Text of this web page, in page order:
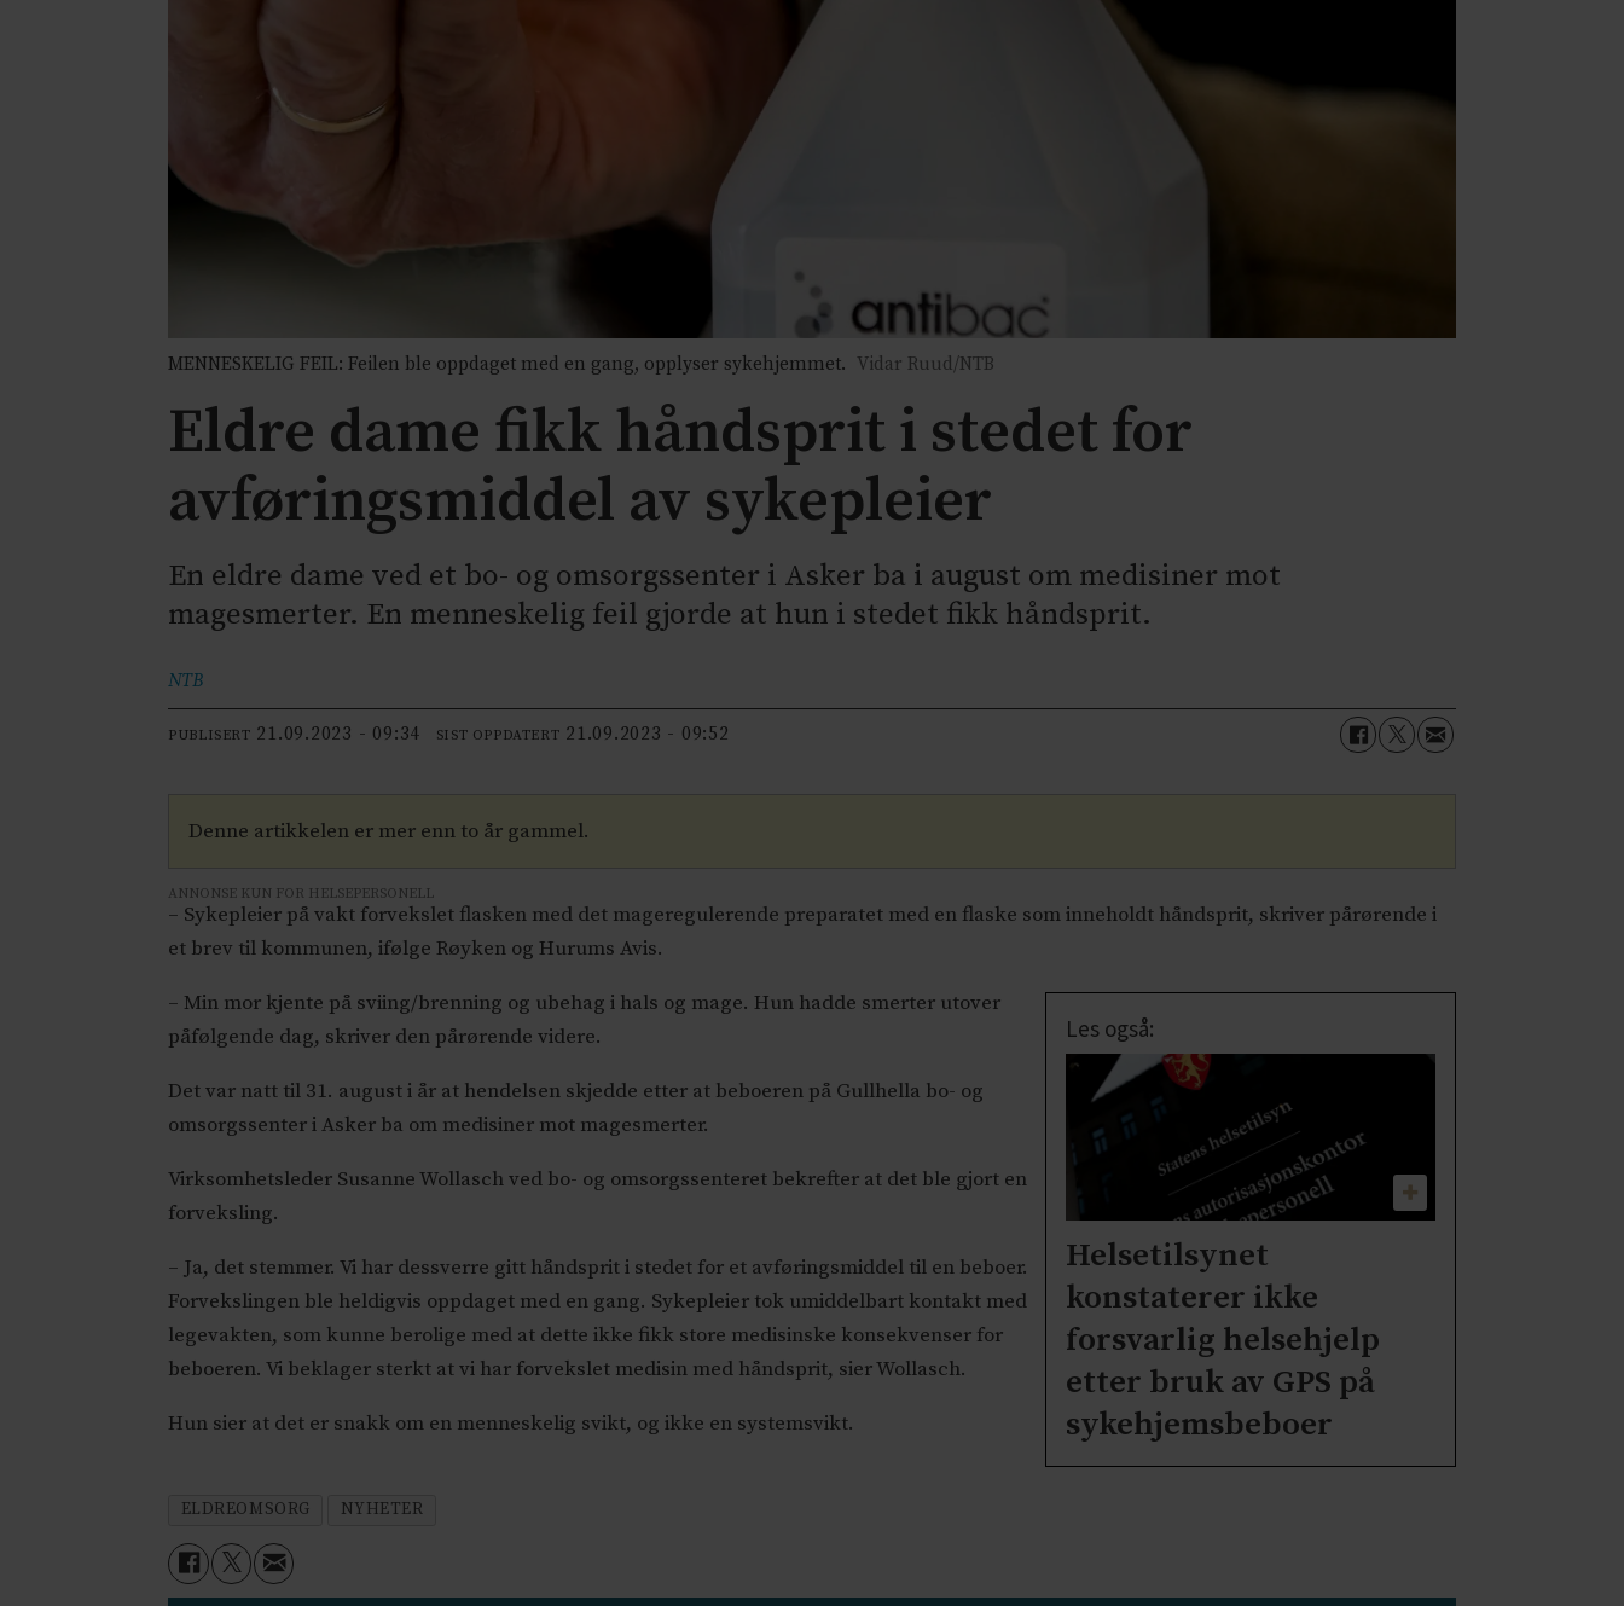
MENNESKELIG FEIL: Feilen ble oppdaget med en gang, opplyser sykehjemmet. Vidar Ruud/NTB
Eldre dame fikk håndsprit i stedet for
avføringsmiddel av sykepleier
En eldre dame ved et bo- og omsorgssenter i Asker ba i august om medisiner mot
magesmerter. En menneskelig feil gjorde at hun i stedet fikk håndsprit.
NTB
PUBLISERT 21.09.2023 - 09:34 SIST OPPDATERT 21.09.2023 - 09:52
Denne artikkelen er mer enn to år gammel.
ANNONSE KUN FOR HELSEPERSONELL
– Sykepleier på vakt forvekslet flasken med det mageregulerende preparatet med en flaske som inneholdt håndsprit, skriver pårørende i
et brev til kommunen, ifølge Røyken og Hurums Avis.
Les også:
Helsetilsynet
konstaterer ikke
forsvarlig helsehjelp
etter bruk av GPS på
sykehjemsbeboer
– Min mor kjente på sviing/brenning og ubehag i hals og mage. Hun hadde smerter utover
påfølgende dag, skriver den pårørende videre.
Det var natt til 31. august i år at hendelsen skjedde etter at beboeren på Gullhella bo- og
omsorgssenter i Asker ba om medisiner mot magesmerter.
Virksomhetsleder Susanne Wollasch ved bo- og omsorgssenteret bekrefter at det ble gjort en
forveksling.
– Ja, det stemmer. Vi har dessverre gitt håndsprit i stedet for et avføringsmiddel til en beboer.
Forvekslingen ble heldigvis oppdaget med en gang. Sykepleier tok umiddelbart kontakt med
legevakten, som kunne berolige med at dette ikke fikk store medisinske konsekvenser for
beboeren. Vi beklager sterkt at vi har forvekslet medisin med håndsprit, sier Wollasch.
Hun sier at det er snakk om en menneskelig svikt, og ikke en systemsvikt.
ELDREOMSORG NYHETER